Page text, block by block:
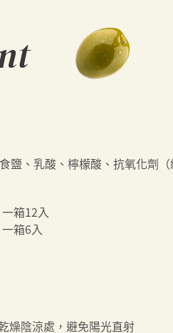
鹽、乳酸、檸檬酸、抗氧化劑（
箱12入
箱6入
燥陰涼處，避免陽光直射